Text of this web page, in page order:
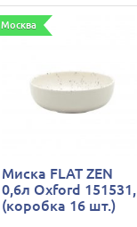
Москва
Миска FLAT ZEN
0,6л Oxford 151531,
(коробка 16 шт.)